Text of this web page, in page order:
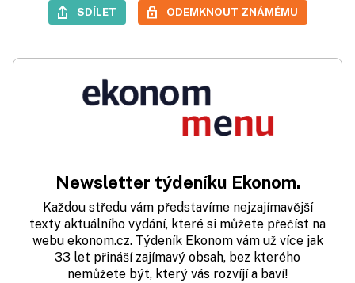
SDÍLET ODEMKNOUT ZNÁMÉMU
Newsletter týdeníku Ekonom.
Každou středu vám představíme nejzajímavější
texty aktuálního vydání, které si můžete přečíst na
webu ekonom.cz. Týdeník Ekonom vám už více jak
33 let přináší zajímavý obsah, bez kterého
nemůžete být, který vás rozvíjí a baví!